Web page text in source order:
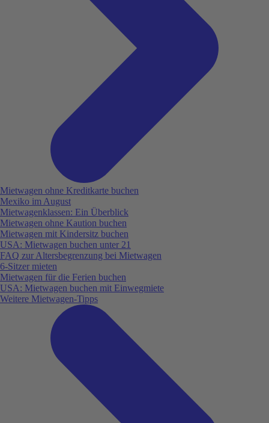
Mietwagen ohne Kreditkarte buchen
Mexiko im August
Mietwagenklassen: Ein Überblick
Mietwagen ohne Kaution buchen
Mietwagen mit Kindersitz buchen
USA: Mietwagen buchen unter 21
FAQ zur Altersbegrenzung bei Mietwagen
6-Sitzer mieten
Mietwagen für die Ferien buchen
USA: Mietwagen buchen mit Einwegmiete
Weitere Mietwagen-Tipps